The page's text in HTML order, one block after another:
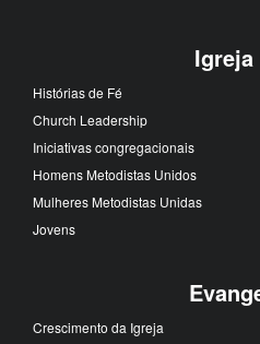
Histórias de Fé
Church Leadership
Iniciativas congregacionais
Homens Metodistas Unidos
Mulheres Metodistas Unidas
Jovens
Crescimento da Igreja